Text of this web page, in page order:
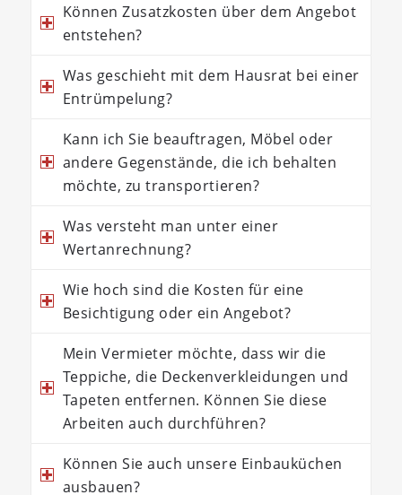
Können Zusatzkosten über dem Angebot
entstehen?
Was geschieht mit dem Hausrat bei einer
Entrümpelung?
Kann ich Sie beauftragen, Möbel oder
andere Gegenstände, die ich behalten
möchte, zu transportieren?
Was versteht man unter einer
Wertanrechnung?
Wie hoch sind die Kosten für eine
Besichtigung oder ein Angebot?
Mein Vermieter möchte, dass wir die
Teppiche, die Deckenverkleidungen und
Tapeten entfernen. Können Sie diese
Arbeiten auch durchführen?
Können Sie auch unsere Einbauküchen
ausbauen?